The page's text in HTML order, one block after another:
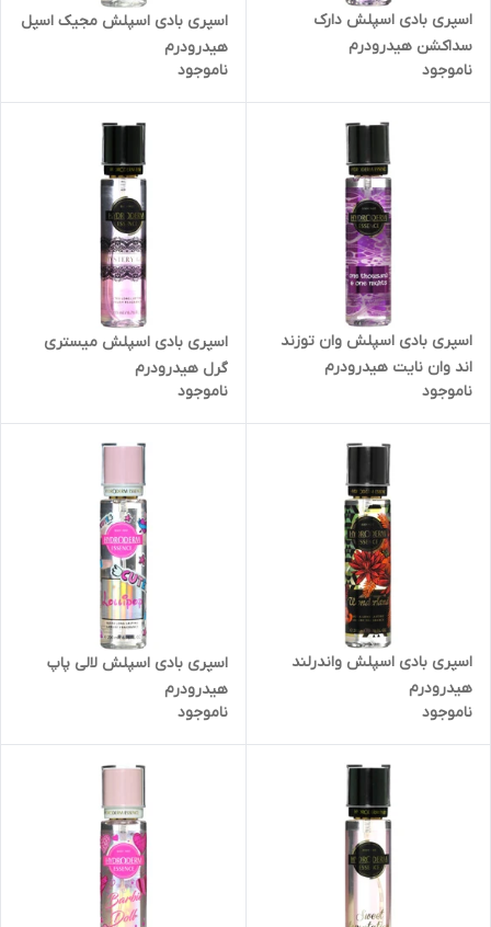
اسپری بادی اسپلش دارک
سداکشن هیدرودرم
ناموجود
اسپری بادی اسپلش مجیک اسپل
هیدرودرم
ناموجود
اسپری بادی اسپلش وان توزند
اند وان نایت هیدرودرم
ناموجود
اسپری بادی اسپلش میستری
گرل هیدرودرم
ناموجود
اسپری بادی اسپلش واندرلند
هیدرودرم
ناموجود
اسپری بادی اسپلش لالی پاپ
هیدرودرم
ناموجود